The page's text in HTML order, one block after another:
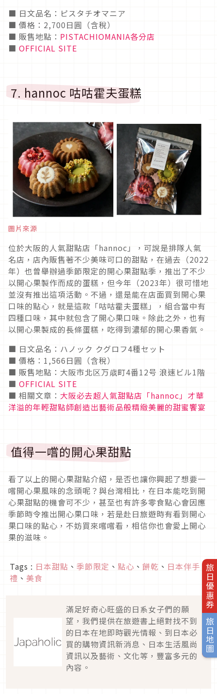
旅日優惠券
旅日地圖
■ 日文品名：ピスタチオマニア
■ 價格：2,700日圓（含稅）
■ 販售地點： PISTACHIOMANIA各分店
■ OFFICIAL SITE
7. hannoc 咕咕霍夫蛋糕
圖片來源
位於大阪的人氣甜點店「hannoc」，可說是排隊人氣
名店，店內販售著不少美味可口的甜點，在過去（2022
年）也曾舉辦過季節限定的開心果甜點季，推出了不少
以開心果製作而成的蛋糕，但今年（2023年）很可惜地
並沒有推出這項活動。不過，還是能在店面買到開心果
口味的點心，就是這款「咕咕霍夫蛋糕」，組合當中有
四種口味，其中就包含了開心果口味。除此之外，也有
以開心果製成的長條蛋糕，吃得到濃郁的開心果香氣。
■ 日文品名：ハノック クグロフ4種セット
■ 價格：1,566日圓（含稅）
■ 販售地點：大阪市北区万歳町4番12号 浪速ビル1階
■ OFFICIAL SITE
■ 相關文章： 大阪必去超人氣甜點店「hannoc」才華
洋溢的年輕甜點師創造出藝術品般精緻美麗的甜蜜饗宴
值得一嚐的開心果甜點
看了以上的開心果甜點介紹，是否也讓你興起了想要一
嚐開心果風味的念頭呢？與台灣相比，在日本能吃到開
心果甜點的機會可不少，甚至也有許多零食點心會因應
季節時令推出開心果口味，若是赴日旅遊時有看到開心
果口味的點心，不妨買來嚐嚐看，相信你也會愛上開心
果的滋味。
Tags : 日本甜點 、 季節限定 、 點心 、 餅乾 、 日本伴手
禮 、 美食
滿足好奇心旺盛的日系女子們的願
望，我們提供在旅遊書上絕對找不到
的日本在地即時觀光情報、到日本必
買的購物資訊新消息、日本生活風尚
資訊以及藝術、文化等，豐富多元的
內容。